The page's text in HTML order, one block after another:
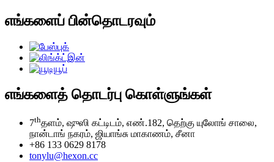
எங்களைப் பின்தொடரவும்
எங்களைத் தொடர்பு கொள்ளுங்கள்
7thதளம், ஷுஸி கட்டிடம், எண்.182, தெற்கு யுலோங் சாலை,
நான்டாங் நகரம், ஜியாங்சு மாகாணம், சீனா
+86 133 0629 8178
tonylu@hexon.cc